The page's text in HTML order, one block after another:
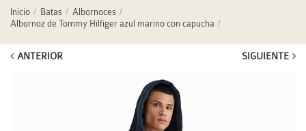
Inicio Batas
Albornoces
Albornoz de Tommy Hilfiger azul marino con capucha
ANTERIOR SIGUIENTE